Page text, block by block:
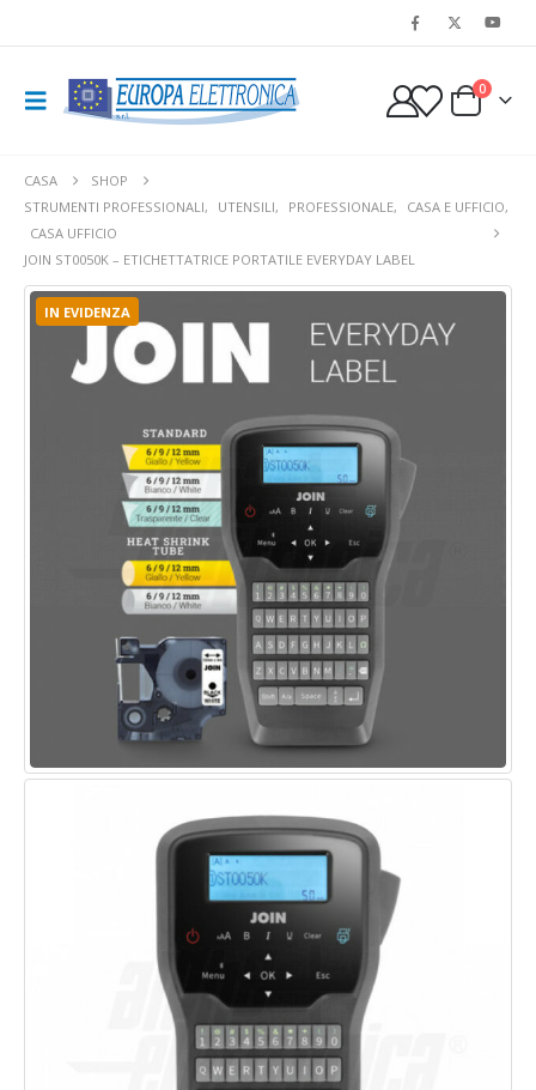
0
CASA
SHOP
STRUMENTI PROFESSIONALI, UTENSILI, PROFESSIONALE, CASA E UFFICIO,
CASA UFFICIO
JOIN ST0050K – ETICHETTATRICE PORTATILE EVERYDAY LABEL
IN EVIDENZA